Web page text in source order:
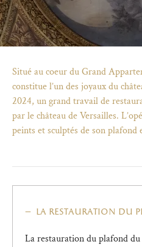
Situé au coeur du Grand
constitue l’un des joyaux du
2024, un grand travail de
par le château de Versailles.
peints et sculptés de son plafond
la restauration du
La restauration du plafond du